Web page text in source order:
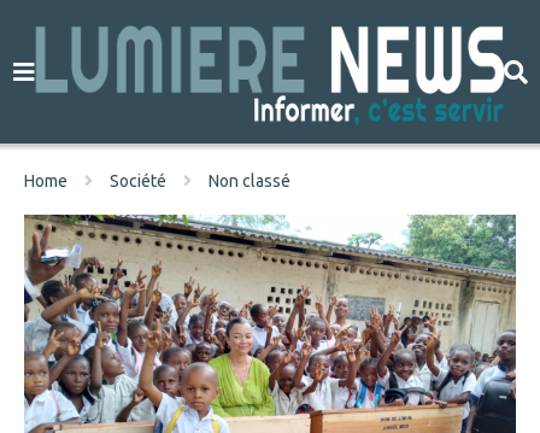
Home Société Non classé